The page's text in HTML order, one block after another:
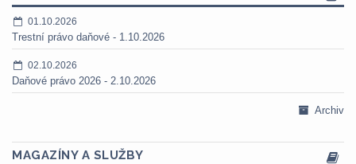
01.10.2026
Trestní právo daňové - 1.10.2026
02.10.2026
Daňové právo 2026 - 2.10.2026
Archiv
MAGAZÍNY A SLUŽBY